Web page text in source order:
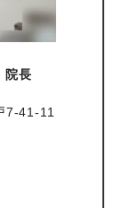
院長
7-41-11